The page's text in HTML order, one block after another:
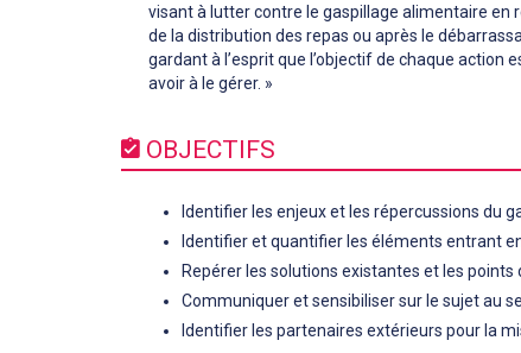
visant à lutter contre le gaspillage alimentaire en
de la distribution des repas ou après le
gardant à l’esprit que l’objectif de chaque action
avoir à le gérer. »
OBJECTIFS
Identifier les enjeux et les répercussions du
Identifier et quantifier les éléments entrant
Repérer les solutions existantes et les points
Communiquer et sensibiliser sur le sujet au
Identifier les partenaires extérieurs pour la